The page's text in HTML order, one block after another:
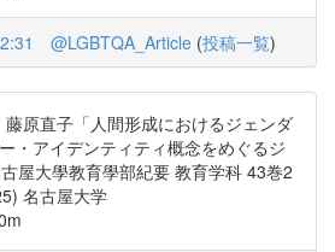
@LGBTQA_Article (投稿一覧)
藤原直子「人間形成におけるジェンダ
・アイデンティティ概念をめぐるジ
屋大學教育學部紀要 教育学科 43巻2
名古屋大学